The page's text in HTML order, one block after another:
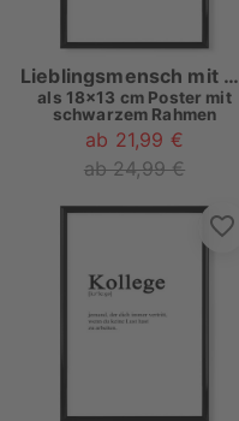
Lieblingsmensch mit Herz I Rot
als 18x13 cm Poster mit
schwarzem Rahmen
ab 21,99 €
ab 24,99 €